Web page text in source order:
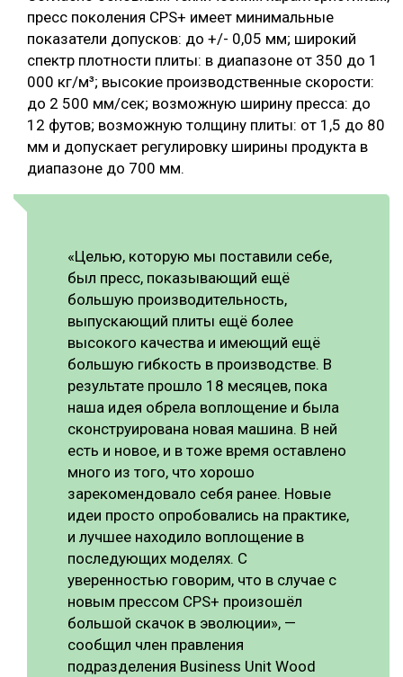
пресс поколения CPS+ имеет минимальные
показатели допусков: до +/- 0,05 мм; широкий
спектр плотности плиты: в диапазоне от 350 до 1
000 кг/м³; высокие производственные скорости:
до 2 500 мм/сек; возможную ширину пресса: до
12 футов; возможную толщину плиты: от 1,5 до 80
мм и допускает регулировку ширины продукта в
диапазоне до 700 мм.
«Целью, которую мы поставили себе,
был пресс, показывающий ещё
большую производительность,
выпускающий плиты ещё более
высокого качества и имеющий ещё
большую гибкость в производстве. В
результате прошло 18 месяцев, пока
наша идея обрела воплощение и была
сконструирована новая машина. В ней
есть и новое, и в тоже время оставлено
много из того, что хорошо
зарекомендовало себя ранее. Новые
идеи просто опробовались на практике,
и лучшее находило воплощение в
последующих моделях. С
уверенностью говорим, что в случае с
новым прессом CPS+ произошёл
большой скачок в эволюции», —
сообщил член правления
подразделения Business Unit Wood